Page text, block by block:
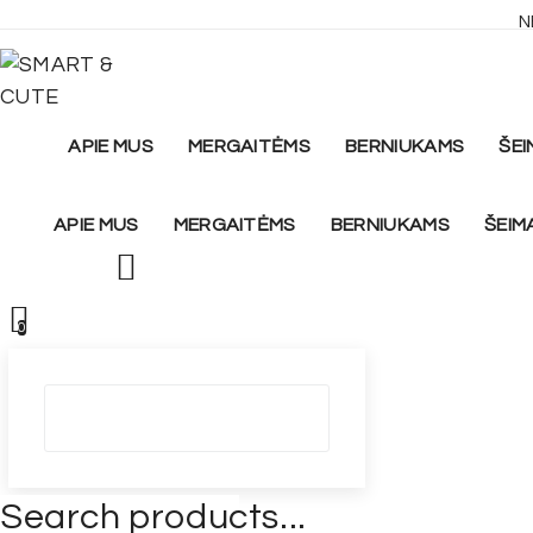
to
content
APIE MUS MERGAITĖMS BERNIUKAMS
APIE MUS MERGAITĖMS BERNIUKAMS
0